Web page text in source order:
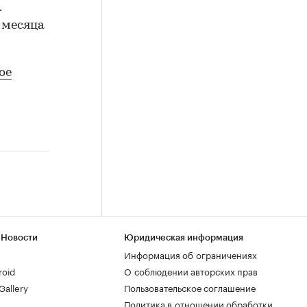
Юридическая информация
Информация об ограничениях
О соблюдении авторских прав
Пользовательское соглашение
Политика в отношении обработки